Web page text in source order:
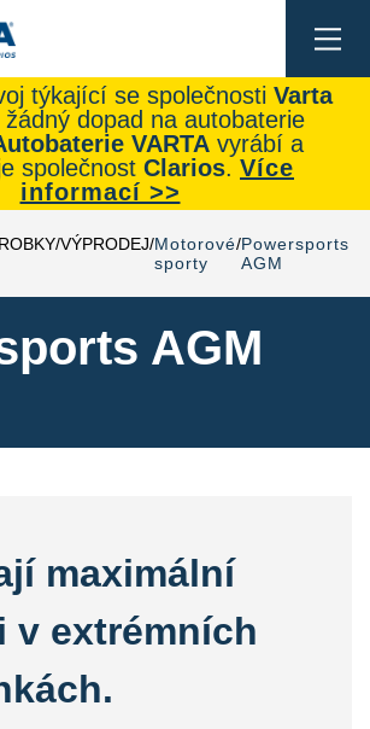
týkající se společnosti Varta
žádný dopad na autobaterie
VARTAvyrábí a
společnost Clarios. Více
informací >>
VÝPRODEJ Motorové
sporty
Powersports
AGM
AGM
maximální
v extrémních